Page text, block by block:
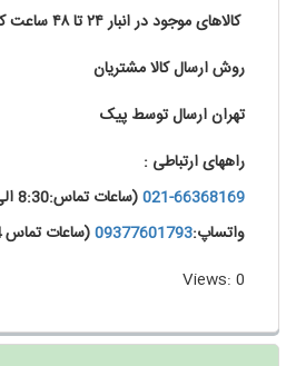
کالاهای موجود در انبار ۲۴ تا ۴۸ ساعت کاری می باشد.
روش ارسال کالا مشتریان
تهران ارسال توسط پیک
راههای ارتباطی :
021-66368169(ساعات تماس:8:30 الی 19)
واتساپ:09377601793(ساعات تماس 24ساعت)
Views: 0